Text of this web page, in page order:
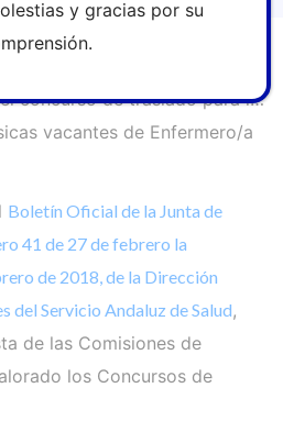
concurso de traslado para la
vacantes de Enfermero/a
Boletín Oficial de la Junta de
41 de 27 de febrero la
de 2018, de la Dirección
del Servicio Andaluz de Salud,
de las Comisiones de
los Concursos de
y gracias por su